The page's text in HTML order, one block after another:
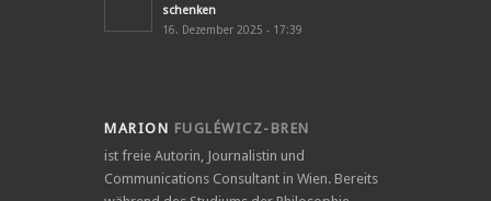
schenken
16. Dezember 2025 - 17:39
MARION FUGLÉWICZ-BREN
ist freie Autorin, Journalistin und
Communications Consultant in Wien. Bereits